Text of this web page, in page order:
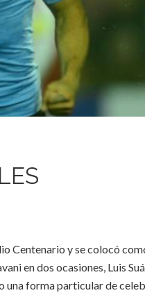
Centenario y se colocó
en dos ocasiones, Luis
una forma particular de